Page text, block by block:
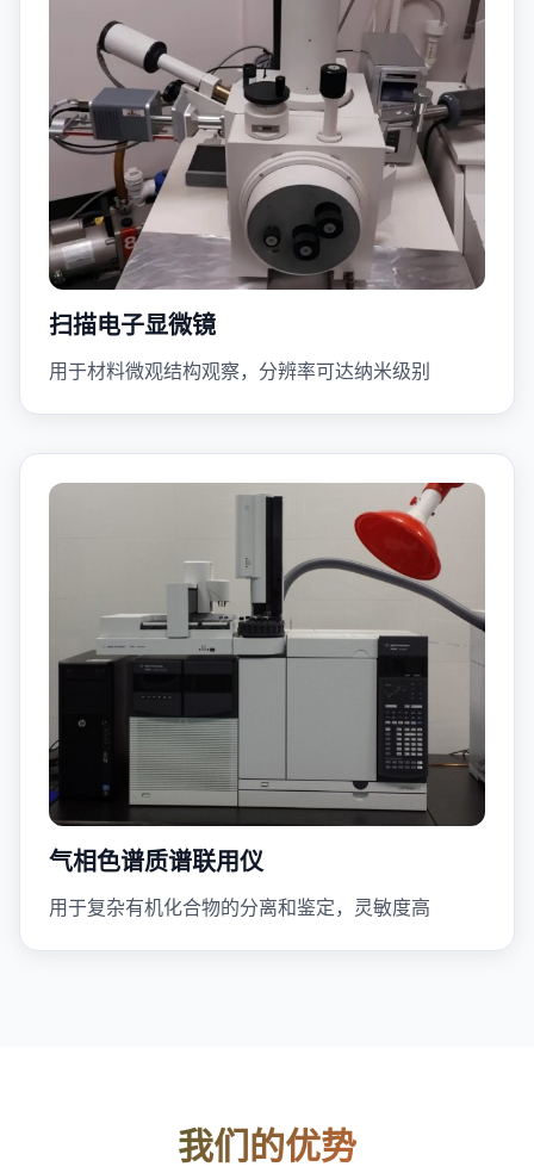
扫描电子显微镜
用于材料微观结构观察，分辨率可达纳米级别
气相色谱质谱联用仪
用于复杂有机化合物的分离和鉴定，灵敏度高
我们的优势